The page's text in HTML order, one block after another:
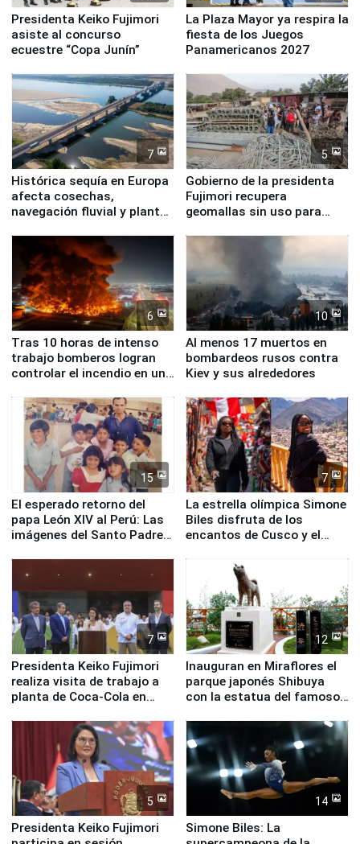
Presidenta Keiko Fujimori
asiste al concurso
ecuestre “Copa Junín”
La Plaza Mayor ya respira la
fiesta de los Juegos
Panamericanos 2027
7
Histórica sequía en Europa
afecta cosechas,
navegación fluvial y plantas
5
Gobierno de la presidenta
Fujimori recupera
geomallas sin uso para
Fenómeno El Niño
6
Tras 10 horas de intenso
trabajo bomberos logran
controlar el incendio en una
de Chile
10
Al menos 17 muertos en
bombardeos rusos contra
Kiev y sus alrededores
15
El esperado retorno del
papa León XIV al Perú: Las
imágenes del Santo Padre
7
La estrella olímpica Simone
Biles disfruta de los
encantos de Cusco y el
7
Presidenta Keiko Fujimori
realiza visita de trabajo a
planta de Coca-Cola en
12
Inauguran en Miraflores el
parque japonés Shibuya
con la estatua del famoso
5
Presidenta Keiko Fujimori
14
Simone Biles: La